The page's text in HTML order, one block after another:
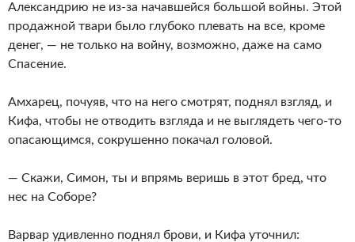
Александрию не из-за начавшейся большой войны. Этой
продажной твари было глубоко плевать на все, кроме
денег, — не только на войну, возможно, даже на само
Спасение.
Амхарец, почуяв, что на него смотрят, поднял взгляд, и
Кифа, чтобы не отводить взгляда и не выглядеть чего-то
опасающимся, сокрушенно покачал головой.
— Скажи, Симон, ты и впрямь веришь в этот бред, что
нес на Соборе?
Варвар удивленно поднял брови, и Кифа уточнил: